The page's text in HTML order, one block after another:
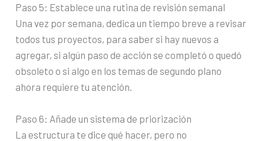
Paso 5: Establece una rutina de revisión semanal
Una vez por semana, dedica un tiempo breve a revisar
todos tus proyectos, para saber si hay nuevos a
agregar, si algún paso de acción se completó o quedó
obsoleto o si algo en los temas de segundo plano
ahora requiere tu atención.
Paso 6: Añade un sistema de priorización
La estructura te dice qué hacer, pero no